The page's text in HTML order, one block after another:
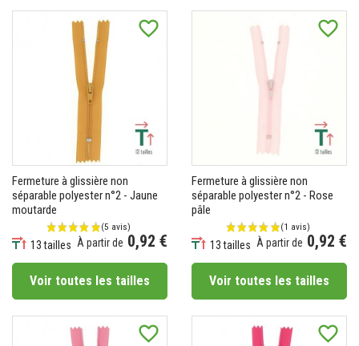
favorite_border
Fermeture à glissière non
séparable polyester n°2 - Jaune
moutarde
13 tailles À partir de 0,92 €
Voir toutes les tailles
favorite_border
Fermeture à glissière non
séparable polyester n°2 - Rose
pâle
13 tailles À partir de 0,92 €
Voir toutes les tailles
favorite_border favorite_border